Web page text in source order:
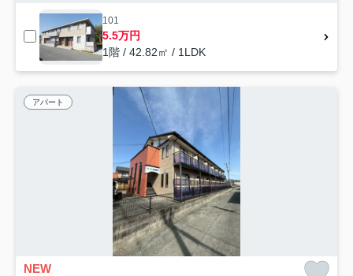
101
5.5万円
1階 / 42.82㎡ / 1LDK
アパート
NEW